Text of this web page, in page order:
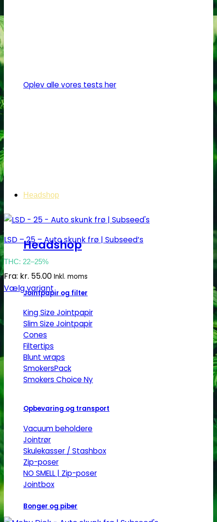
Oplev alle vores tests her
Headshop
Headshop
Jointpapir og filter
King Size Jointpapir
Slim Size Jointpapir
Cones
Filtertips
Blunt wraps
SmokersPack
Smokers Choice
Opbevaring og transport
Vacuum beholdere
Jointrør
Skulekasser / Stashbox
Zip-poser
NO SMELL | Zip-poser
Jointbox
Bonger og piber
har
flere
varianter.
Mulighederne
kan
vælges
på
varesiden
LSD – 25 – Auto skunk frø | Subseed’s
THC: 22–25%
Fra: kr. 55.00 Inkl. moms
Vælg variant
Dette
har
varianter.
Mulighederne
vælges
på
varesiden